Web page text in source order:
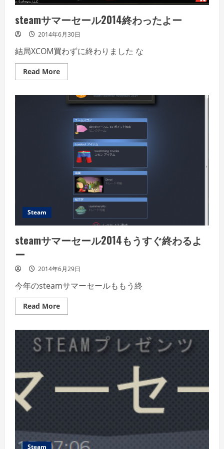
steamサマーセール2014終わったよー
2014年6月30日
結局XCOM買わずに終わりました な
Read MoreRead
more
2014
Steam
steamサマーセール2014もうすぐ終わるよ
ー
2014年6月29日
今年のsteamサマーセールももう終
Read MoreRead
more
マ
ー
セ
う
よ
ー
Steam